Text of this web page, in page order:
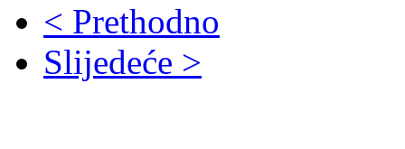
< Prethodno
Slijedeće >